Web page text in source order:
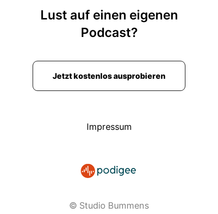
Lust auf einen eigenen
Podcast?
Jetzt kostenlos ausprobieren
Impressum
© Studio Bummens